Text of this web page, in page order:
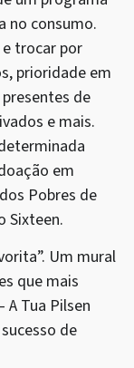
no consumo.
trocar por
prioridade em
de
e mais.
em
Pobres de
Sixteen.
Um mural
que mais
A Tua Pilsen
de